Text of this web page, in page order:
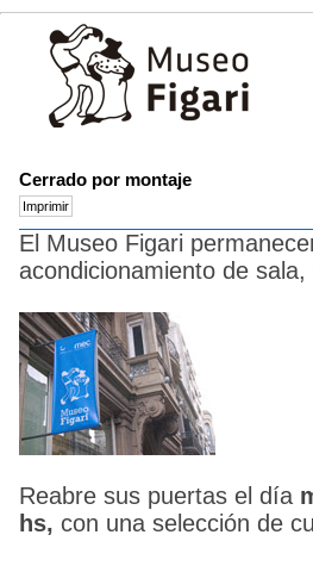
Cerrado por montaje
El Museo Figari
acondicionamiento de
Reabre sus puertas el día
hs, con una selección de